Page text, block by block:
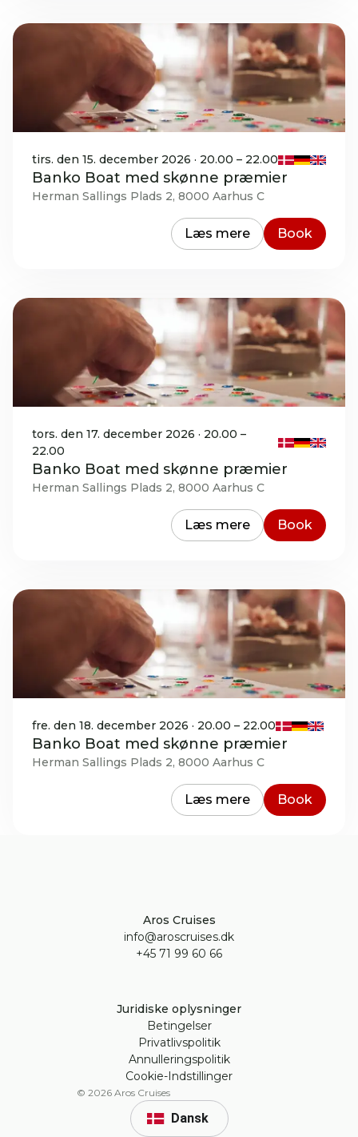
tirs. den 15. december 2026 · 20.00 – 22.00
Banko Boat med skønne præmier
Herman Sallings Plads 2, 8000 Aarhus C
Læs mere Book
tors. den 17. december 2026 · 20.00 –
22.00
Banko Boat med skønne præmier
Herman Sallings Plads 2, 8000 Aarhus C
Læs mere Book
fre. den 18. december 2026 · 20.00 – 22.00
Banko Boat med skønne præmier
Herman Sallings Plads 2, 8000 Aarhus C
Læs mere Book
Aros Cruises
info@aroscruises.dk
+45 71 99 60 66
Juridiske oplysninger
Betingelser
Privatlivspolitik
Annulleringspolitik
Cookie-Indstillinger
© 2026 Aros Cruises
Dansk